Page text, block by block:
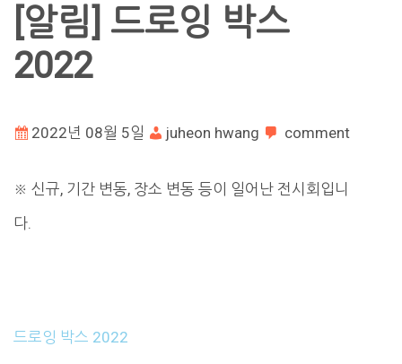
[알림] 드로잉 박스
2022
2022년 08월 5일 juheon hwang comment
※ 신규, 기간 변동, 장소 변동 등이 일어난 전시회입니
다.
드로잉 박스 2022